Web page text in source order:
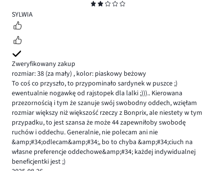
2
SYLWIA
Zweryfikowany zakup
rozmiar: 38 (za mały) , kolor: piaskowy beżowy
To coś co przyszło, to przypominało sardynek w puszce ;)
ewentualnie nogawkę od rajstopek dla lalki ;))).. Kierowana
przezornością i tym że szanuje swój swobodny oddech, wzięłam
rozmiar większy niż większość rzeczy z Bonprix, ale niestety w tym
przypadku, to jest szansa że może 44 zapewniłoby swobodę
ruchów i oddechu. Generalnie, nie polecam ani nie
&amp;#34;odlecam&amp;#34;, bo to chyba &amp;#34;ciuch na
własne preferencje oddechowe&amp;#34; każdej indywidualnej
beneficjentki jest ;)